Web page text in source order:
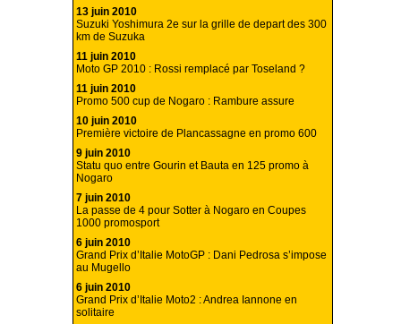
13 juin 2010
Suzuki Yoshimura 2e sur la grille de depart des 300
km de Suzuka
11 juin 2010
Moto GP 2010 : Rossi remplacé par Toseland ?
11 juin 2010
Promo 500 cup de Nogaro : Rambure assure
10 juin 2010
Première victoire de Plancassagne en promo 600
9 juin 2010
Statu quo entre Gourin et Bauta en 125 promo à
Nogaro
7 juin 2010
La passe de 4 pour Sotter à Nogaro en Coupes
1000 promosport
6 juin 2010
Grand Prix d’Italie MotoGP : Dani Pedrosa s’impose
au Mugello
6 juin 2010
Grand Prix d’Italie Moto2 : Andrea Iannone en
solitaire